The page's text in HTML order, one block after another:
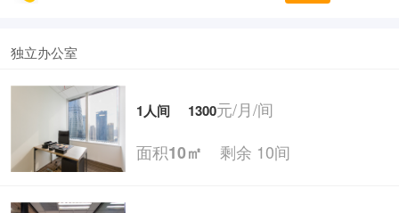
独立办公室
1人间 1300元/月/间
面积10㎡ 剩余 10间